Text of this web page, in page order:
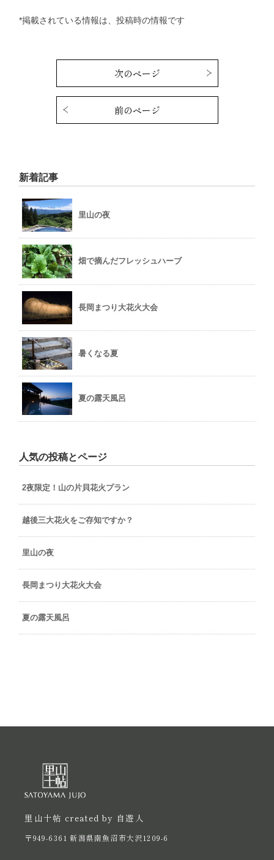
*掲載されている情報は、投稿時の情報です
次のページ
前のページ
新着記事
里山の夜
畑で摘んだフレッシュハーブ
長岡まつり大花火大会
暑くなる夏
夏の露天風呂
人気の投稿とページ
2夜限定！山の片貝花火プラン
越後三大花火をご存知ですか？
里山の夜
長岡まつり大花火大会
夏の露天風呂
里山十帖 created by 自遊人
〒949-6361 新潟県南魚沼市大沢1209-6